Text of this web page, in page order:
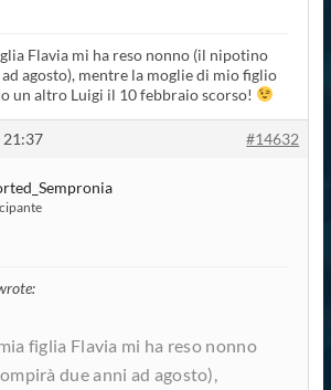
Flavia mi ha reso nonno (il nipotino
agosto), mentre la moglie di mio figlio
un altro Luigi il 10 febbraio scorso!
21:37 #14632
figlia Flavia mi ha reso nonno
due anni ad agosto),